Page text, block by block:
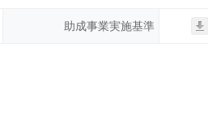
助成事業実施基準